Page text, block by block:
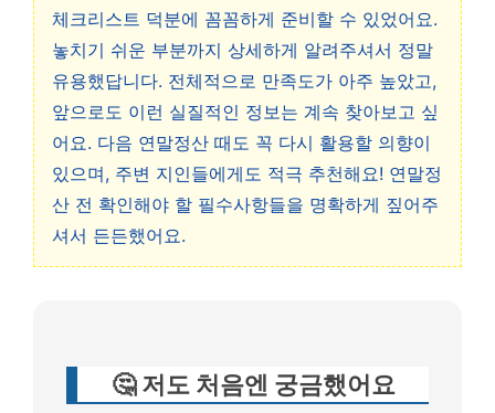
체크리스트 덕분에 꼼꼼하게 준비할 수 있었어요.
놓치기 쉬운 부분까지 상세하게 알려주셔서 정말
유용했답니다. 전체적으로 만족도가 아주 높았고,
앞으로도 이런 실질적인 정보는 계속 찾아보고 싶
어요. 다음 연말정산 때도 꼭 다시 활용할 의향이
있으며, 주변 지인들에게도 적극 추천해요! 연말정
산 전 확인해야 할 필수사항들을 명확하게 짚어주
셔서 든든했어요.
🤔 저도 처음엔 궁금했어요